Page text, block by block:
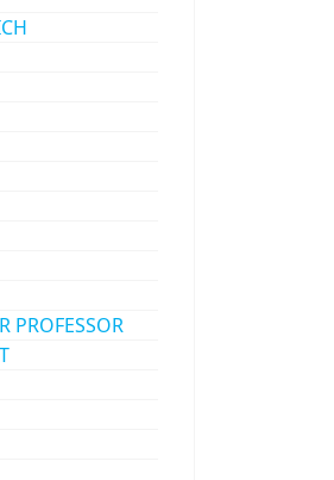
PROFESSOR